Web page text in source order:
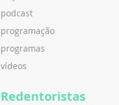
podcast
programação
programas
vídeos
Redentoristas